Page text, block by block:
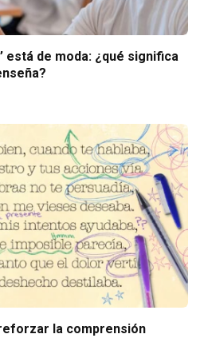
está de moda: ¿qué significa
la comprensión